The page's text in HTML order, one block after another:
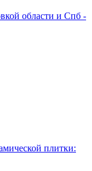
области и Спб -
плитки: